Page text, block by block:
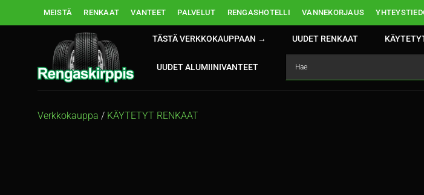
MEISTÄ RENKAAT VANTEET PALVELUT RENGASHOTELLI VANNEKORJAUS
TÄSTÄ VERKKOKAUPPAAN → UUDET RENKAAT
UUDET ALUMIINIVANTEET
Verkkokauppa / KÄYTETYT RENKAAT